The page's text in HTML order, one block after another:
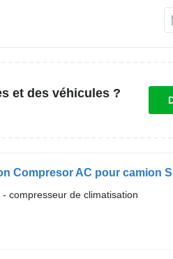
et des véhicules ?
Compresor AC pour camion
compresseur de climatisation